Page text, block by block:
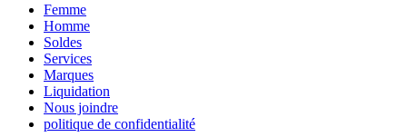
Femme
Homme
Soldes
Services
Marques
Liquidation
Nous joindre
politique de confidentialité